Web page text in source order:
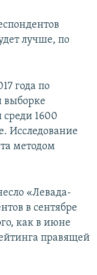
лучше, по
года по
выборке
среди 1600
Исследование
методом
«Левада-
в сентябре
как в июне
правящей